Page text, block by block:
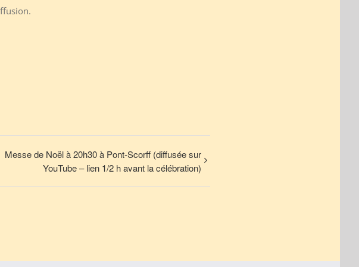
Messe de Noël à 20h30 à Pont-Scorff (diffusée sur
YouTube – lien 1/2 h avant la célébration)